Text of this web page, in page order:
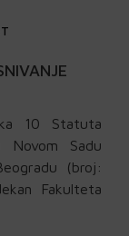
10 Statuta
Novom Sadu
(broj:
Fakulteta